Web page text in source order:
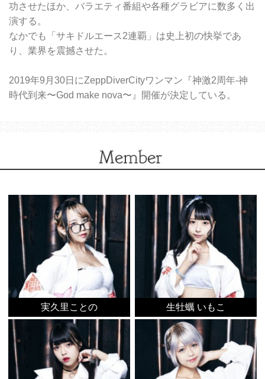
功させたほか、バラエティ番組や各種グラビアに数多く出
演する。
なかでも「サキドルエース2連覇」は史上初の快挙であ
り、業界を震撼させた。
2019年9月30日にZeppDiverCityワンマン『神激2周年-神
時代到来〜God make nova〜』開催が決定している。
実久里ことの 生牡蠣 いもこ